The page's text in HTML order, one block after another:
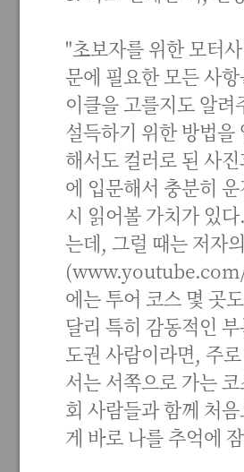
"초보자를 위한 모터
문에 필요한 모든 사
이클을 고를지도 알
설득하기 위한 방법
해서도 컬러로 된 사
에 입문해서 충분히
시 읽어볼 가치가 있
는데, 그럴 때는 저자
(
에는 투어 코스 몇 곳
달리 특히 감동적인
도권 사람이라면, 주
서는 서쪽으로 가는
회 사람들과 함께 처
게 바로 나를 추억에